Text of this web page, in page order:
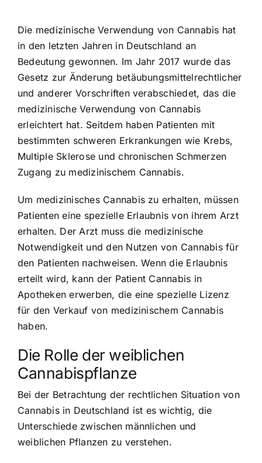
Die medizinische Verwendung von Cannabis hat
in den letzten Jahren in Deutschland an
Bedeutung gewonnen. Im Jahr 2017 wurde das
Gesetz zur Änderung betäubungsmittelrechtlicher
und anderer Vorschriften verabschiedet, das die
medizinische Verwendung von Cannabis
erleichtert hat. Seitdem haben Patienten mit
bestimmten schweren Erkrankungen wie Krebs,
Multiple Sklerose und chronischen Schmerzen
Zugang zu medizinischem Cannabis.
Um medizinisches Cannabis zu erhalten, müssen
Patienten eine spezielle Erlaubnis von ihrem Arzt
erhalten. Der Arzt muss die medizinische
Notwendigkeit und den Nutzen von Cannabis für
den Patienten nachweisen. Wenn die Erlaubnis
erteilt wird, kann der Patient Cannabis in
Apotheken erwerben, die eine spezielle Lizenz
für den Verkauf von medizinischem Cannabis
haben.
Die Rolle der weiblichen
Cannabispflanze
Bei der Betrachtung der rechtlichen Situation von
Cannabis in Deutschland ist es wichtig, die
Unterschiede zwischen männlichen und
weiblichen Pflanzen zu verstehen.